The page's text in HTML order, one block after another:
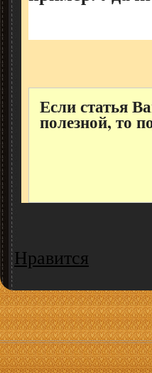
Если статья
полезной, то
Нравится